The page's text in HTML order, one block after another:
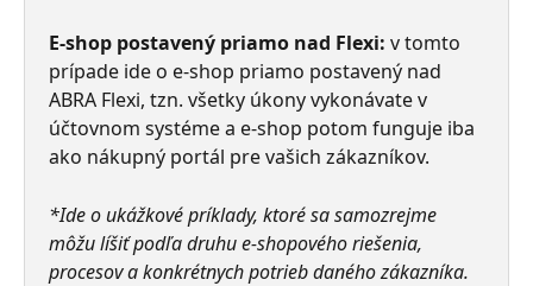
E-shop postavený priamo nad Flexi: v tomto
prípade ide o e-shop priamo postavený nad
ABRA Flexi, tzn. všetky úkony vykonávate v
účtovnom systéme a e-shop potom funguje iba
ako nákupný portál pre vašich zákazníkov.
*Ide o ukážkové príklady, ktoré sa samozrejme
môžu líšiť podľa druhu e-shopového riešenia,
procesov a konkrétnych potrieb daného zákazníka.